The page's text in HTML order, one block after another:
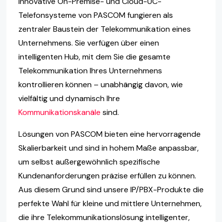
Telefonsysteme von PASCOM fungieren als
zentraler Baustein der Telekommunikation eines
Unternehmens. Sie verfügen über einen
intelligenten Hub, mit dem Sie die gesamte
Telekommunikation Ihres Unternehmens
kontrollieren können – unabhängig davon, wie
vielfältig und dynamisch Ihre
Kommunikationskanäle sind.
Lösungen von PASCOM bieten eine hervorragende
Skalierbarkeit und sind in hohem Maße anpassbar,
um selbst außergewöhnlich spezifische
Kundenanforderungen präzise erfüllen zu können.
Aus diesem Grund sind unsere IP/PBX-Produkte die
perfekte Wahl für kleine und mittlere Unternehmen,
die ihre Telekommunikationslösung intelligenter,